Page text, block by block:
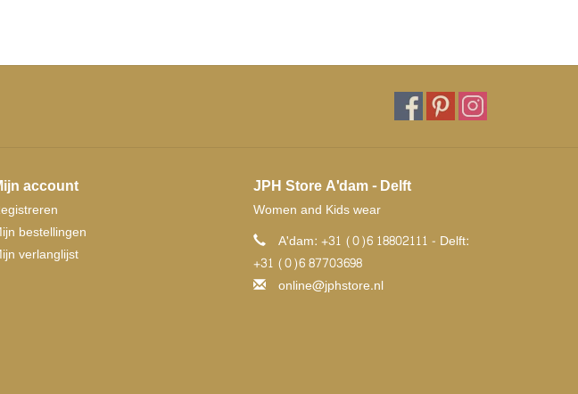
account
bestellingen
verlanglijst
JPH Store A'dam - Delft
Women and Kids wear
A'dam: +31 (0)6 18802111 - Delft:
+31 (0)6 87703698
online@jphstore.nl